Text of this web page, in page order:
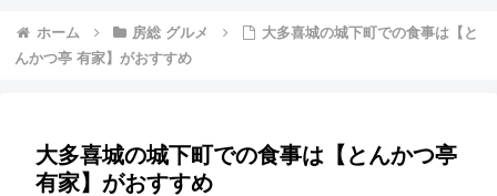
ホーム 房総 グルメ
大多喜城の城下町での食事は【と
んかつ亭 有家】がおすすめ
大多喜城の城下町での食事は【とんかつ亭
有家】がおすすめ